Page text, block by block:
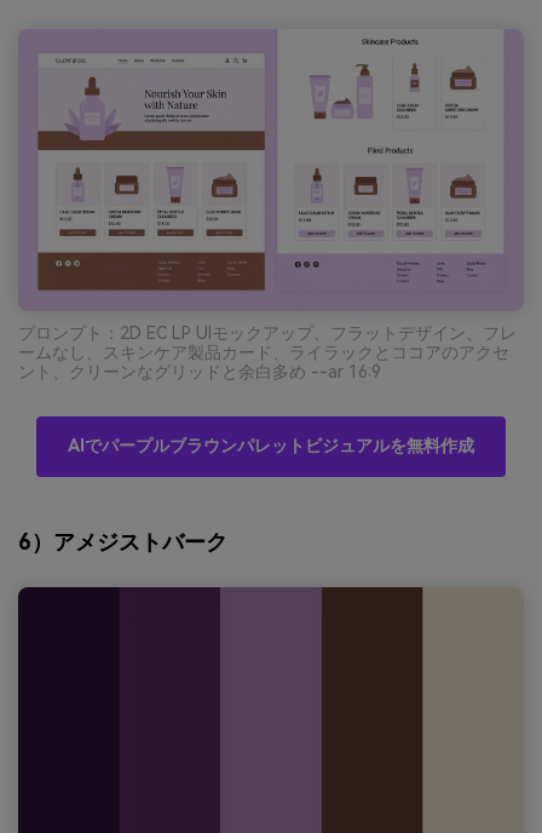
プロンプト：2D EC LP UIモックアップ、フラットデザイン、フレ
ームなし、スキンケア製品カード、ライラックとココアのアクセ
ント、クリーンなグリッドと余白多め --ar 16:9
AIでパープルブラウンパレットビジュアルを無料作成
6）アメジストバーク